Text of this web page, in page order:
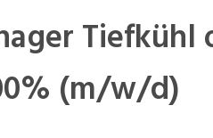
Tiefkühl
(m/w/d)